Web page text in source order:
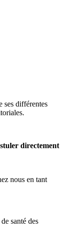
ses différentes
directement
nous en tant
santé des